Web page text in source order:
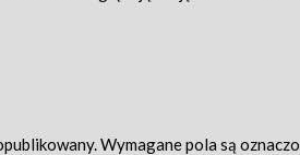
Wymagane pola są